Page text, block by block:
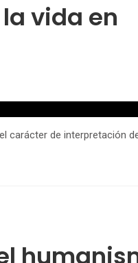
vida en
carácter de interpretación